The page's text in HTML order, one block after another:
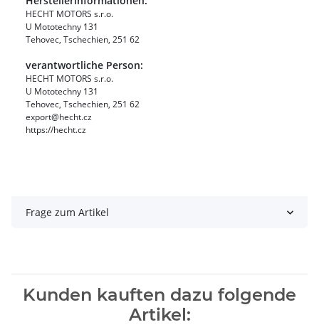
HECHT MOTORS s.r.o.
U Mototechny 131
Tehovec, Tschechien, 251 62
verantwortliche Person:
HECHT MOTORS s.r.o.
U Mototechny 131
Tehovec, Tschechien, 251 62
export@hecht.cz
https://hecht.cz
Frage zum Artikel
Kunden kauften dazu folgende
Artikel: